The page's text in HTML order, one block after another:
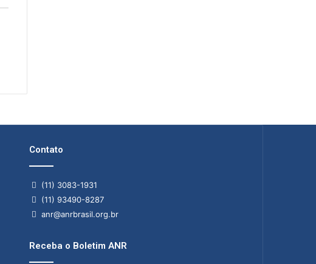
Contato
(11) 3083-1931
(11) 93490-8287
anr@anrbrasil.org.br
Receba o Boletim ANR